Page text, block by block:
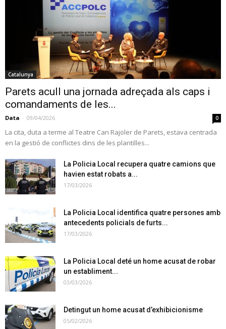
Catalunya
Parets acull una jornada adreçada als caps i
comandaments de les...
Data - 09/04/2026 0
La cita, duta a terme al Teatre Can Rajoler de Parets, estava centrada
en la gestió de conflictes dins de les plantilles...
La Policia Local recupera quatre camions que
havien estat robats a...
17/03/2026
La Policia Local identifica quatre persones amb
antecedents policials de furts...
17/03/2026
La Policia Local deté un home acusat de robar
un establiment...
03/03/2026
Detingut un home acusat d’exhibicionisme
05/02/2026